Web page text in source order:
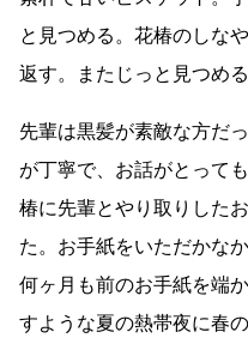
と見つめる。花椿のしな
返す。またじっと見つめる
先輩は黒髪が素敵な方だ
が丁寧で、お話がとって
椿に先輩とやり取りした
た。お手紙をいただかな
何ヶ月も前のお手紙を端
すような夏の熱帯夜に春